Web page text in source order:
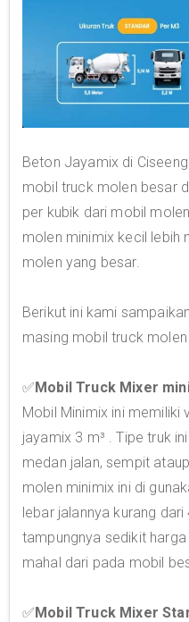
Beton Jayamix di
mobil truck molen besar
per kubik dari mobil
molen minimix kecil lebih
molen yang besar.
Berikut ini kami
masing mobil truck
✅Mobil Truck Mixer
Mobil Minimix ini
jayamix 3 m³ . Tipe truk
medan jalan, sempit
molen minimix ini di
lebar jalannya kurang
tampungnya sedikit
mahal dari pada mobil
✅Mobil Truck Mixer